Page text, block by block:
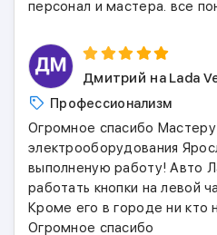
персонал и мастера. все
Дмитрий на Lada
Профессионализм
Огромное спасибо Мастеру
электрооборудования
выполненую работу! Авто
работать кнопки на левой
Кроме его в городе ни кто
Огромное спасибо